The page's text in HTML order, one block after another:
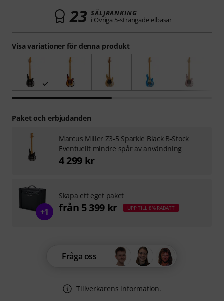
Visa variationer för denna produkt
23 SÄLJRANKING
i Övriga 5-strängade elbasar
Fråga oss
Tillverkarens information.
Paket och erbjudanden
Marcus Miller Z3-5 Sparkle Black B-Stock
Eventuellt mindre spår av användning
4 299 kr
+1
Skapa ett eget paket
från 5 399 kr UPP TILL 8% RABATT